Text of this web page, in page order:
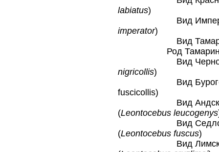
labiatus)
Вид
imperator)
Вид Тамарин
Род Тамарины
Вид
nigricollis)
Вид
fuscicollis)
Вид Андский
(Leontocebus leucogenys
Вид
(Leontocebus fuscus)
Вид Лимский